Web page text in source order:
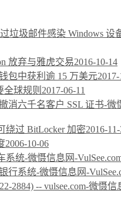
放弃与雅虎交易2016-10-14
包中获利逾 15 万美元
球规则 2017-06-11
绕过 BitLocker 加密2016-
2006-10-06